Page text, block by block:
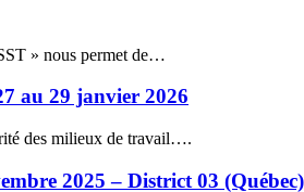
» nous permet de…
au 29 janvier 2026
des milieux de travail….
2025 – District 03 (Québec)